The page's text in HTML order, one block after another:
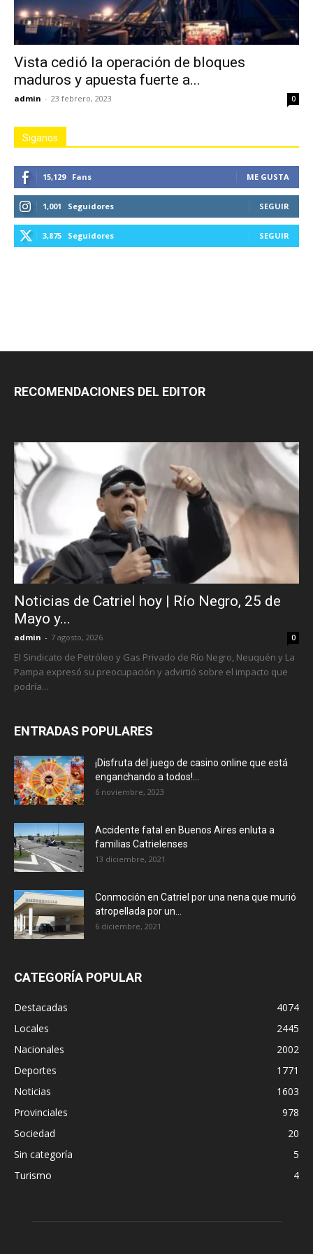
Vista cedió la operación de bloques
maduros y apuesta fuerte a...
admin - 23 febrero, 2023 0
Siganos
15,129 Fans ME GUSTA
1,001 Seguidores SEGUIR
3,875 Seguidores SEGUIR
RECOMENDACIONES DEL EDITOR
Noticias de Catriel hoy | Río Negro, 25 de
Mayo y...
admin - 7 agosto, 2026 0
El Sindicato de Petróleo y Gas Privado de Río Negro, Neuquén y La
Pampa expresó su preocupación y advirtió sobre el impacto que
podría...
ENTRADAS POPULARES
¡Disfruta del juego de casino online que está
enganchando a todos!...
6 noviembre, 2023
Accidente fatal en Buenos Aires enluta a
familias Catrielenses
13 diciembre, 2021
Conmoción en Catriel por una nena que murió
atropellada por un...
6 diciembre, 2021
CATEGORÍA POPULAR
Destacadas
4074
Locales
2445
Nacionales
2002
Deportes
1771
Noticias
1603
Provinciales
978
Sociedad
20
Sin categoría
5
Turismo
4